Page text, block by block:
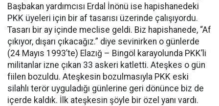
Başbakan yardımcısı Erdal İnönü ise hapishanedeki
PKK üyeleri için bir af tasarısı üzerinde çalışıyordu.
Tasarı bir ay içinde meclise geldi. Biz hapishanede, “Af
çıkıyor, dışarı çıkacağız.” diye sevinirken o günlerde
(24 Mayıs 1993’te) Elazığ – Bingöl karayolunda PKK’li
militanlar izne çıkan 33 askeri katletti. Ateşkes o gün
fiilen bozuldu. Ateşkesin bozulmasıyla PKK eski
silahlı terör uyguladığı günlerine geri dönünce biz de
içerde kaldık. İlk ateşkesin şöyle bir özel yanı vardı.